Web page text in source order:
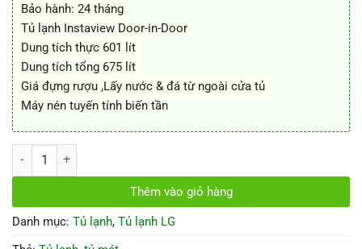
Bảo hành: 24 tháng
Tủ lạnh Instaview Door-in-Door
Dung tích thực 601 lít
Dung tích tổng 675 lít
Giá đựng rượu ,Lấy nước & đá từ ngoài cửa tủ
Máy nén tuyến tính biến tần
Tủ lạnh LG Door-in-Door 601 lít GR-X247JS số lượng
Thêm vào giỏ hàng
Danh mục: Tủ lạnh, Tủ lạnh LG